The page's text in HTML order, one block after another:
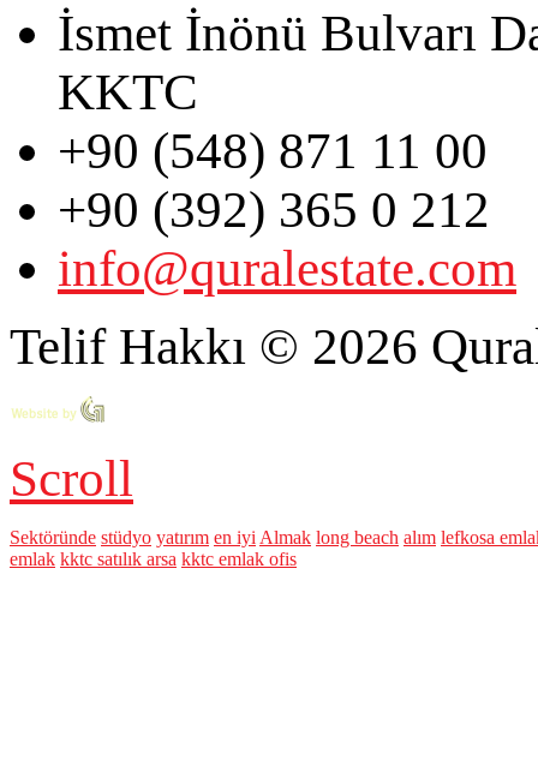
İsmet İnönü Bulvarı
KKTC
+90 (548) 871 11 00
+90 (392) 365 0 212
info@quralestate.com
Telif Hakkı © 2026
Scroll
Sektöründe stüdyo yatırım en iyi Almak long beach alım lefkosa
emlak kktc satılık arsa kktc emlak ofis